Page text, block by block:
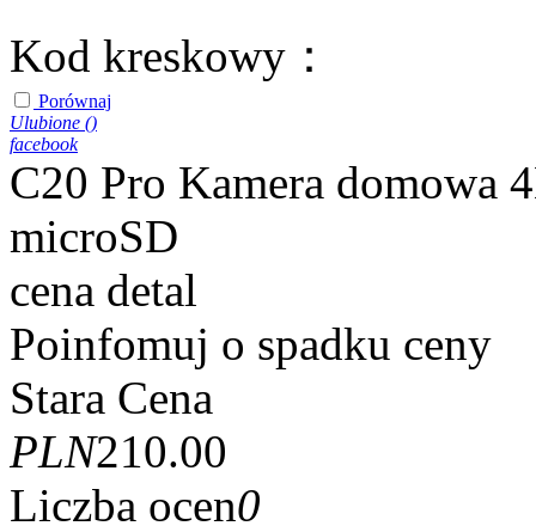
Kod kreskowy：
Porównaj
Ulubione ()
facebook
C20 Pro Kamera domowa
microSD
cena detal
Poinfomuj o spadku ceny
Stara Cena
PLN210.00
Liczba ocen0